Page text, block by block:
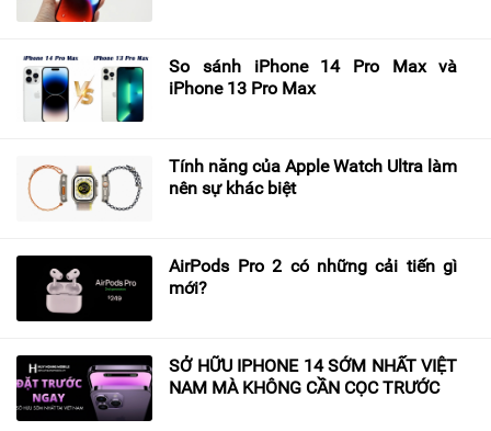
So sánh iPhone 14 Pro Max và
iPhone 13 Pro Max
Tính năng của Apple Watch Ultra làm
nên sự khác biệt
AirPods Pro 2 có những cải tiến gì
mới?
SỞ HỮU IPHONE 14 SỚM NHẤT VIỆT
NAM MÀ KHÔNG CẦN CỌC TRƯỚC